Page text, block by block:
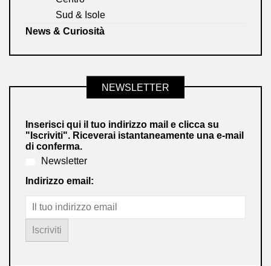
Sud & Isole
News & Curiosità
NEWSLETTER
Inserisci qui il tuo indirizzo mail e clicca su
"Iscriviti". Riceverai istantaneamente una e-mail
di conferma.
Newsletter
Indirizzo email: